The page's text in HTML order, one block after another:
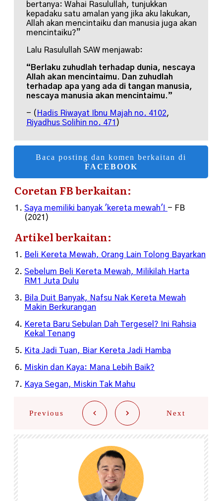
bertanya: Wahai Rasulullah, tunjukkan
kepadaku satu amalan yang jika aku lakukan,
Allah akan mencintaiku dan manusia juga akan
mencintaiku?”
Lalu Rasulullah SAW menjawab:
“Berlaku zuhudlah terhadap dunia, nescaya
Allah akan mencintaimu. Dan zuhudlah
terhadap apa yang ada di tangan manusia,
nescaya manusia akan mencintaimu.”
- ( Hadis Riwayat Ibnu Majah no. 4102,
Riyadhus Solihin no. 471 )
Baca posting dan komen berkaitan di
FACEBOOK
Coretan FB berkaitan:
Saya memiliki banyak 'kereta mewah'! - FB
(2021)
Artikel berkaitan:
Beli Kereta Mewah, Orang Lain Tolong Bayarkan
Sebelum Beli Kereta Mewah, Milikilah Harta
RM1 Juta Dulu
Bila Duit Banyak, Nafsu Nak Kereta Mewah
Makin Berkurangan
Kereta Baru Sebulan Dah Tergesel? Ini Rahsia
Kekal Tenang
Kita Jadi Tuan, Biar Kereta Jadi Hamba
Miskin dan Kaya: Mana Lebih Baik?
Kaya Segan, Miskin Tak Mahu
Previous Next